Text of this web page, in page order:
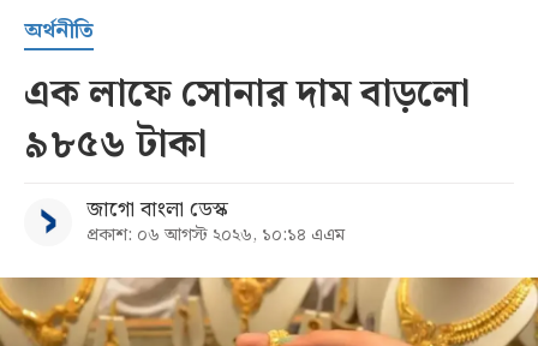
অর্থনীতি
এক লাফে সোনার দাম বাড়লো
৯৮৫৬ টাকা
জাগো বাংলা ডেস্ক
প্রকাশ: ০৬ আগস্ট ২০২৬, ১০:১৪ এএম